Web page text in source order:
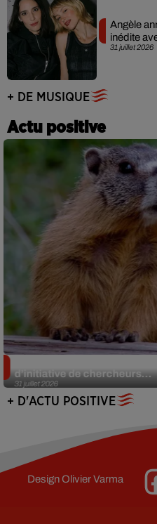
31 juillet 2026
Angèle
inédite
+ DE MUSIQUE
Actu positive
31 juillet 2026
d’initiative de chercheurs...
+ D'ACTU POSITIVE
DesignOlivier Varma